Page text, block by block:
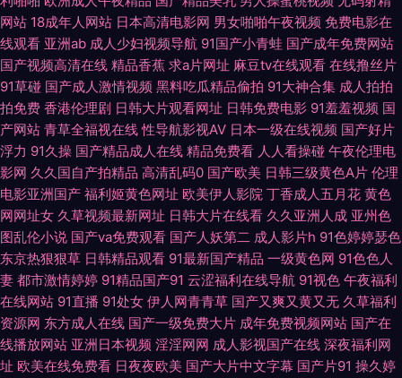
在线观看 精品国产一二三 欧美高清 色综91 在线老性爱乱 91性生活小视频
超碰97国产 国产97超碰 黄色九一小视频 老司机熟女伦理 欧洲偷拍 婷婷五月
花成人 中文字幕16p 97国产在线视频 成人另类天堂 黄色视频网址大全 免费
蜜桃精品一 日韩撸视频 午夜国产传媒在线 91tv视频链接 97人妻人人 超碰在
线免费9 国产资源自拍 久久嫩草精品久久 午夜剧场看A片 91美女在线 www
精品久久 国产精品国产精品 老湿激情影院 青娱乐91午夜 探花电影 影音先锋
韩国美女 国产人妖群交 男人天堂导航 日韩乱轮视频 亚洲福利香蕉导航 91精
网站 18成年人网站 日本高清电影网 男女啪啪午夜视频 免费电影在
线观看 亚洲ab 成人少妇视频导航 91国产小青蛙 国产成年免费网站
国产视频高清在线 精品香蕉 求a片网址 麻豆tv在线观看 在线撸丝片
91草碰 国产成人激情视频 黑料吃瓜精品偷拍 91大神合集 成人拍拍
拍免费 香港伦理剧 日韩大片观看网址 日韩免费电影 91羞羞视频 国
产网站 青草全福视在线 性导航影视AV 日本一级在线视频 国产好片
浮力 91久操 国产精品成人在线 精品免费看 人人看操碰 午夜伦理电
影网 久久国自产拍精品 高清乱码0 国产欧美 日韩三级黄色A片 伦理
电影亚洲国产 福利姬黄色网址 欧美伊人影院 丁香成人五月花 黄色
网网址女 久草视频最新网址 日韩大片在线看 久久亚洲人成 亚州色
图乱伦小说 国产va免费观看 国产人妖第二 成人影片h 91色婷婷瑟色
东京热狠狠草 日韩精品观看 91最新国产精品 一级黄色网 91色色人
妻 都市激情婷婷 91精品国产91 云涩福利在线导航 91视色 午夜福利
在线网站 91直播 91处女 伊人网青青草 国产又爽又黄又无 久草福利
资源网 东方成人在线 国产一级免费大片 成年免费视频网站 国产在
线播放网站 亚洲日本视频 淫淫网网 成人影视国产在线 深夜福利网
址 欧美在线免费看 日夜夜欧美 国产大片中文字幕 国产片91 操久婷